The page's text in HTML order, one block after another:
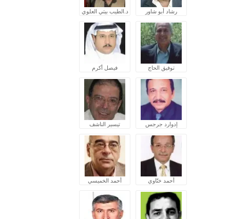
رشاد أبو شاور د.الطيب بيتي العلوي
توفيق الحاج فيصل أكرم
إدوارد جرجس تيسير الناشف
أحمد ختّاوي أحمد الخميسي